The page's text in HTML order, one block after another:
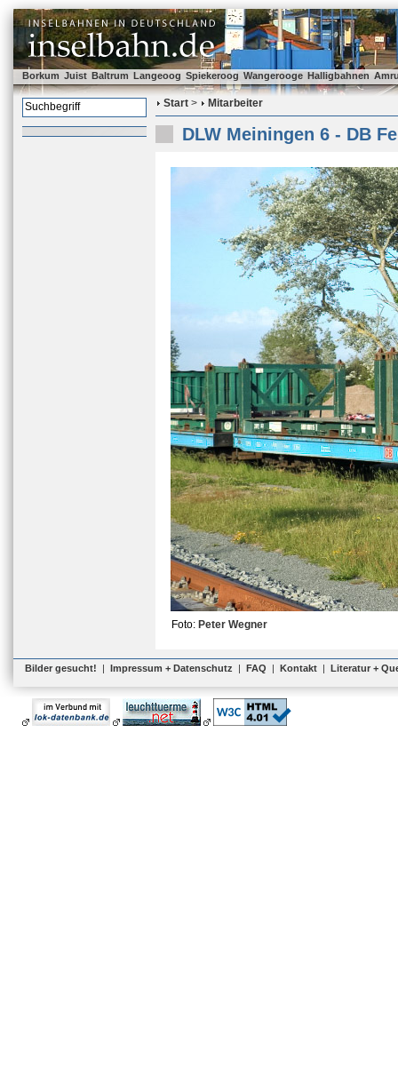
Borkum Juist Baltrum Langeoog Spiekeroog Wangerooge Halligbahnen
Start > Mitarbeiter
DLW Meiningen 6 - DB
Foto: Peter Wegner
Bilder gesucht! | Impressum + Datenschutz | FAQ | Kontakt | Literatur +